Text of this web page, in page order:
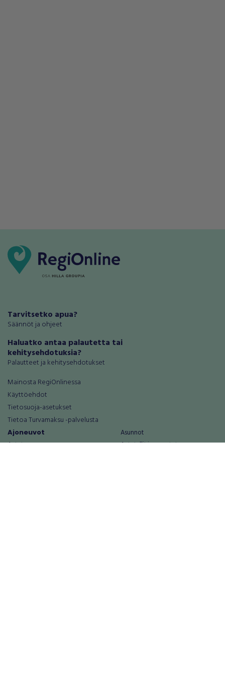
Tarvitsetko apua?
Säännöt ja ohjeet
Haluatko antaa palautetta tai
kehitysehdotuksia?
Palautteet ja kehitysehdotukset
Mainosta RegiOnlinessa
Käyttöehdot
Tietosuoja-asetukset
Tietoa Turvamaksu -palvelusta
Ajoneuvot
Autot
Asunnot
Autotallit ja varastot